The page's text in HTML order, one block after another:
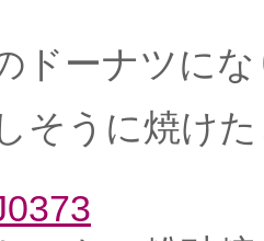
ドーナツに
そうに焼け